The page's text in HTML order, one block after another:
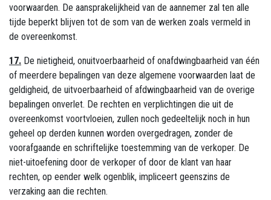
voorwaarden. De aansprakelijkheid van de aannemer zal ten alle
tijde beperkt blijven tot de som van de werken zoals vermeld in
de overeenkomst.
17. De nietigheid, onuitvoerbaarheid of onafdwingbaarheid van één
of meerdere bepalingen van deze algemene voorwaarden laat de
geldigheid, de uitvoerbaarheid of afdwingbaarheid van de overige
bepalingen onverlet. De rechten en verplichtingen die uit de
overeenkomst voortvloeien, zullen noch gedeeltelijk noch in hun
geheel op derden kunnen worden overgedragen, zonder de
voorafgaande en schriftelijke toestemming van de verkoper. De
niet-uitoefening door de verkoper of door de klant van haar
rechten, op eender welk ogenblik, impliceert geenszins de
verzaking aan die rechten.